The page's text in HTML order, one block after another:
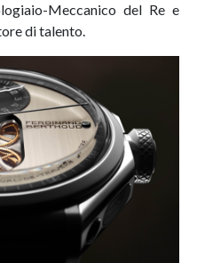
Meccanico del Re e
di talento.